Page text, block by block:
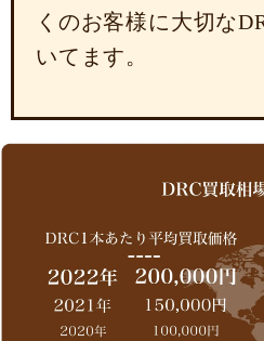
くのお客様に大切な
いてます。